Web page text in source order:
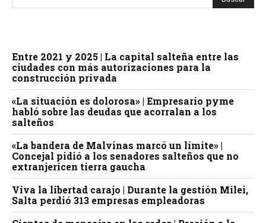
Entre 2021 y 2025 | La capital salteña entre las
ciudades con más autorizaciones para la
construcción privada
«La situación es dolorosa» | Empresario pyme
habló sobre las deudas que acorralan a los
salteños
«La bandera de Malvinas marcó un límite» |
Concejal pidió a los senadores salteños que no
extranjericen tierra gaucha
Viva la libertad carajo | Durante la gestión Milei,
Salta perdió 313 empresas empleadoras